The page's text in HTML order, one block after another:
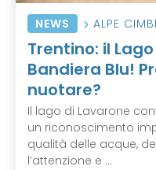
NEWS ALPE
Trentino: il
Bandiera Blu!
nuotare?
Il lago di Lavarone
un riconoscimento
qualità delle acque,
l’attenzione e ...